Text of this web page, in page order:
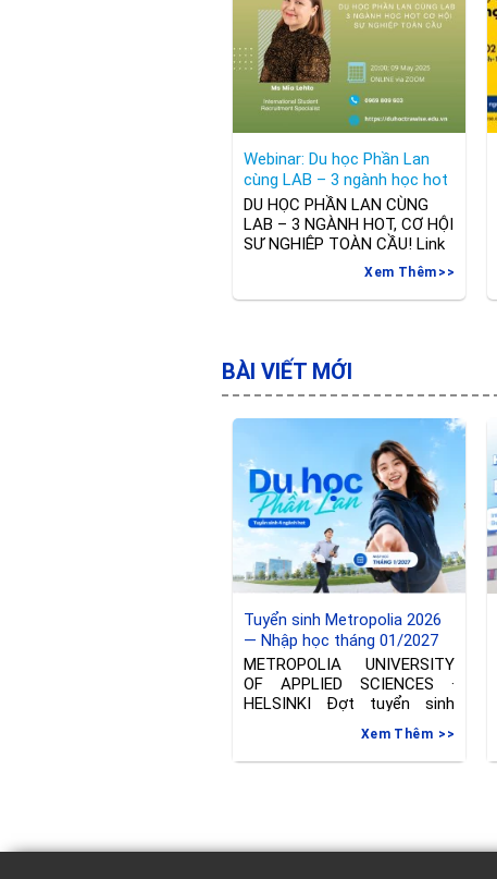
Webinar: Du học Phần Lan
cùng LAB – 3 ngành học hot
cơ hội sự nghiệp toàn cầu
DU HỌC PHẦN LAN CÙNG
LAB – 3 NGÀNH HOT, CƠ HỘI
SỰ NGHIỆP TOÀN CẦU! Link
https://bit.ly/42g9m1a Đừng
bỏ lỡ cơ hội gặp trực tiếp cô
Applied Sciences vào lúc 20h
ngày 09/05/2025 qua
webinar! LAB University of
Applied Sciences –
Xem Thêm
BÀI VIẾT MỚI
Tuyển sinh Metropolia 2026
— Nhập học tháng 01/2027
tại Phần Lan
METROPOLIA UNIVERSITY
OF APPLIED SCIENCES ·
HELSINKI Đợt tuyển sinh
riêng — Nhập học tháng
Xem Thêm